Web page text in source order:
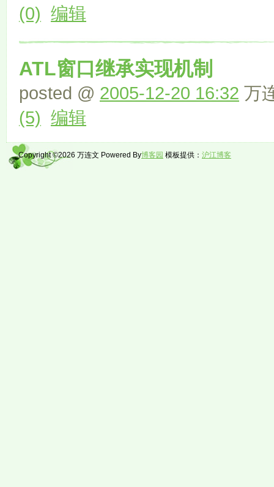
(0) 编辑
ATL窗口继承实现机制
posted @ 2005-12-20 16:32 万
(5) 编辑
Copyright ©2026 万连文 Powered By博客园 模板提供： 沪江博客